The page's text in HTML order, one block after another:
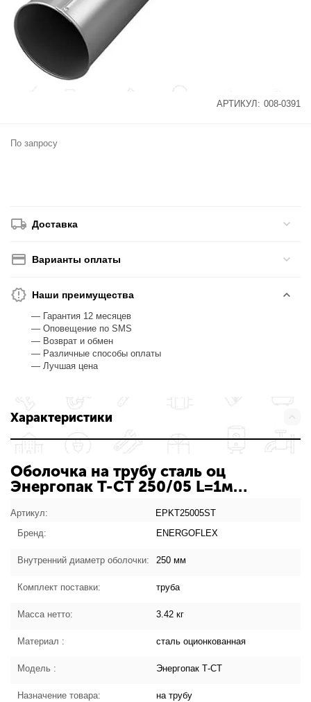
АРТИКУЛ: 008-0391
По запросу
Доставка
Варианты оплаты
Наши преимущества
— Гарантия 12 месяцев
— Оповещение по SMS
— Возврат и обмен
— Различные способы оплаты
— Лучшая цена
Характеристики
Оболочка на трубу сталь оц
Энергопак Т-СТ 250/05 L=1м
характеристики товара
Артикул:
EPKT25005ST
Бренд:
ENERGOFLEX
Внутренний диаметр оболочки: 250 мм
Комплект поставки: труба
Масса нетто: 3.42 кг
Материал : сталь оционкованная
Модель : Энергопак Т-СТ
Назначение товара: на трубу